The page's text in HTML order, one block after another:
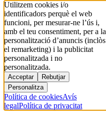
Utilitzem cookies i/o
identificadors perquè el web
funcioni, per mesurar-ne l’ús i,
amb el teu consentiment, per a la
personalització d’anuncis (inclòs
el remarketing) i la publicitat
personalitzada i no
personalitzada.
Acceptar
Rebutjar
Personalitza
Política de cookiesAvís
legalPolítica de privacitat